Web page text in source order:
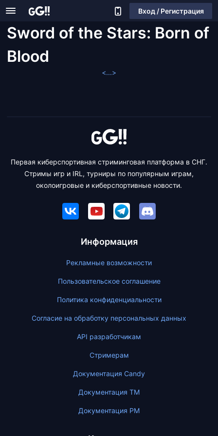
Вход / Регистрация
Sword of the Stars: Born of
Blood
<...>
Первая киберспортивная стриминговая платформа в СНГ.
Стримы игр и IRL, турниры по популярным играм,
околоигровые и киберспортивные новости.
Информация
Рекламные возможности
Пользовательское соглашение
Политика конфиденциальности
Согласие на обработку персональных данных
API разработчикам
Стримерам
Документация Candy
Документация ТМ
Документация PM